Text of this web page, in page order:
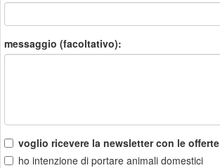
messaggio (facoltativo):
voglio ricevere la newsletter con le offerte
ho intenzione di portare animali domestici